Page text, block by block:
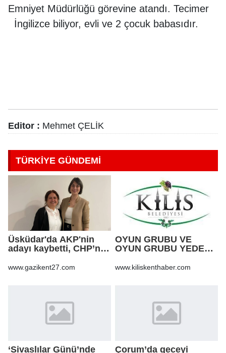
Emniyet Müdürlüğü görevine atandı. Tecimer
İngilizce biliyor, evli ve 2 çocuk babasıdır.
Editor : Mehmet ÇELİK
TÜRKİYE GÜNDEMİ
Üsküdar'da AKP'nin
adayı kaybetti, CHP’nin
Çetinkaya Başkan
www.gazikent27.com
OYUN GRUBU VE
OYUN GRUBU YEDEK
www.kiliskenthaber.com
‘Sivaslılar Günü’nde Çorum’da geceyi